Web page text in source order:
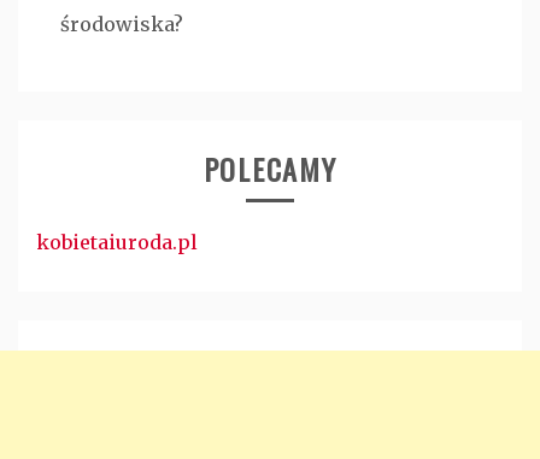
środowiska?
POLECAMY
kobietaiuroda.pl